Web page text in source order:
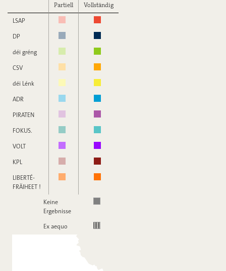
Partiell
Vollständig
LSAP
DP
déi gréng
CSV
déi Lénk
ADR
PIRATEN
FOKUS.
VOLT
KPL
LIBERTÉ-
FRÄIHEET !
Keine
Ergebnisse
Ex aequo